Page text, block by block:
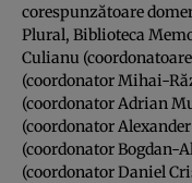
corespunzătoare
Plural, Biblioteca
Culianu
(coordonator Mihai-
(coordonator Adrian
(coordonator
(coordonator Bogdan-
(coordonator Daniel